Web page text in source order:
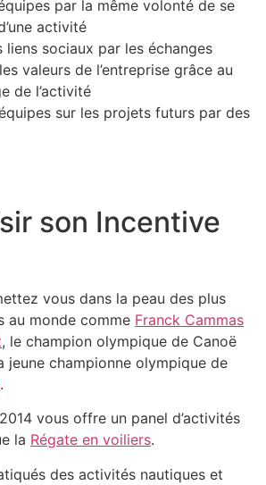
par la même volonté de se
activité
liens sociaux par les échanges
valeurs de l’entreprise grâce au
de l’activité
sur les projets futurs par des
son Incentive
vous dans la peau des plus
au monde comme Franck Cammas
, le champion olympique de Canoë
jeune championne olympique de
.
vous offre un panel d’activités
la Régate en voiliers.
des activités nautiques et